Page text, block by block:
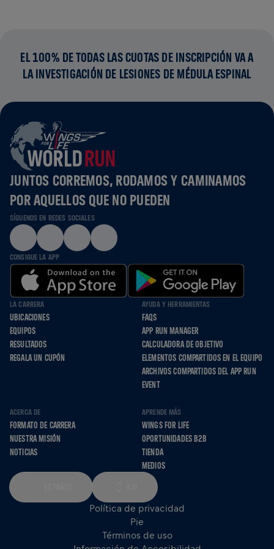
EL 100% DE TODAS LAS CUOTAS DE INSCRIPCIÓN VA A
LA INVESTIGACIÓN DE LESIONES DE MÉDULA ESPINAL
JUNTOS CORREMOS, RODAMOS Y CAMINAMOS
POR AQUELLOS QUE NO PUEDEN
SÍGUENOS EN REDES SOCIALES
CONSIGUE LA APP
LA CARRERA
UBICACIONES
EQUIPOS
RESULTADOS
REGALA UN CUPÓN
AYUDA Y HERRAMIENTAS
FAQS
APP RUN MANAGER
CALCULADORA DE OBJETIVO
ELEMENTOS COMPARTIDOS EN EL EQUIPO
ARCHIVOS COMPARTIDOS DEL APP RUN
EVENT
ACERCA DE
FORMATO DE CARRERA
NUESTRA MISIÓN
NOTICIAS
APRENDE MÁS
WINGS FOR LIFE
OPORTUNIDADES B2B
TIENDA
MEDIOS
Política de privacidad
Pie
Términos de uso